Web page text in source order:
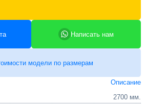
Написать нам
модели по размерам
Описание
2700 мм.